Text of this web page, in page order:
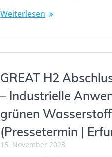
Weiterlesen
GREAT H2
– Industrielle
grünen
(Pressetermin |
15. November 2023